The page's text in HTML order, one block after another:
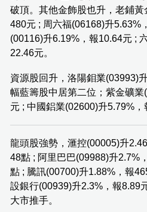
破頂。其他金飾股也升，老鋪
480元 ; 周六福(06168)升5.63%
(00116)升6.19%，報10.64元 ;
22.46元。
資源股回升，洛陽鉬業(03993)
幅藍籌股中居第二位；紫金礦
元 ; 中國鋁業(02600)升5.79%，
龍頭股強勢，滙控(00005)升
48點 ; 阿里巴巴(09988)升2.7%
點 ; 騰訊(00700)升1.88%，報
設銀行(00939)升2.3%，報8.89
大市推手。